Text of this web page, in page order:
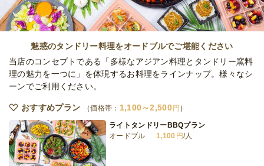
全てのプランを見る（5件）
オードブル
締切 3日前12時
最低ご注文金額 38,000円
魅惑のタンドリー料理をオードブルでご堪能ください
当店のコンセプトである「多様なアジアン料理とタンドリー窯料
理の魅力を一つに」を体現するお料理をラインナップ。様々なシ
ーンでご利用ください。
おすすめプラン 価格帯： 1,100～2,500円
ライトタンドリーBBQプラン
オードブル
1,100 円/人